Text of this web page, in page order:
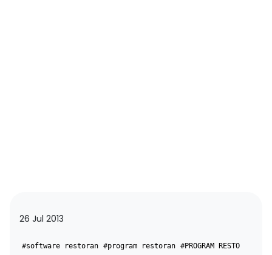
26 Jul 2013
#software restoran #program restoran #PROGRAM RESTO